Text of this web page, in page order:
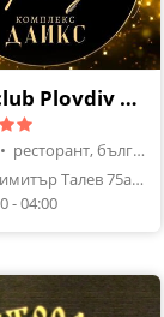
Live club Plovdiv в к-с ДАИКС
•
ресторант, българска кухня
ул. Димитър Талев 75а (комплекс ДАИКС)
- 04:00